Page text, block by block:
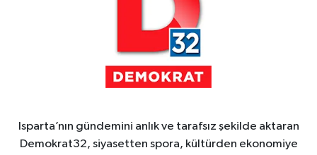
Isparta’nın gündemini anlık ve tarafsız şekilde aktaran
Demokrat32, siyasetten spora, kültürden ekonomiye